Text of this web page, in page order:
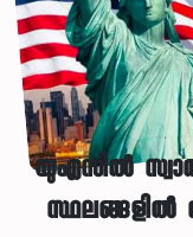
യുഎസില്‍
സ്ഥലങ്ങളില്‍